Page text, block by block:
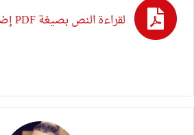
لقراءة النص بصيغة PDF إضغط هنا.